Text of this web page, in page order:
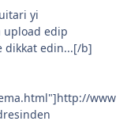
yi
upload edip
dikkat edin...[/b]
www